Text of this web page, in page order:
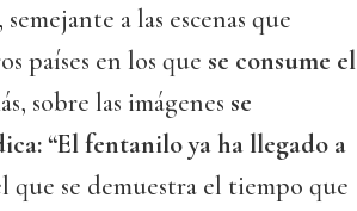
a las escenas que
países en los que se consume el
sobre las imágenes se
“El fentanilo ya ha llegado a
se demuestra el tiempo que